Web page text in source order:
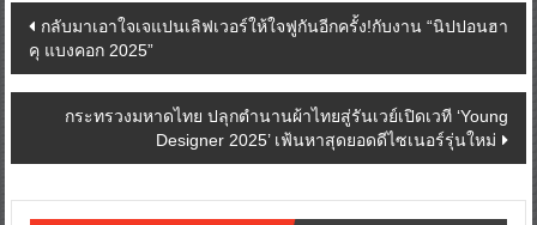
Post
navigation
กลับมาเอาใจเจแปนเลิฟเวอร์ให้ใจฟูกันอีกครั้ง!กับงาน “นิปปอนฮา
คุ แบงคอก 2025”
กระทรวงมหาดไทย ปลุกตำนานผ้าไทยสู่รันเวย์เปิดเวที ‘Young
Designer 2025’ เฟ้นหาสุดยอดดีไซเนอร์รุ่นใหม่